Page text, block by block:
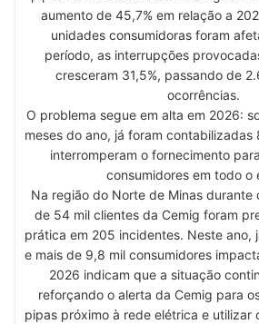
aumento de 45,7% em relação a
unidades consumidoras foram
período, as interrupções
cresceram 31,5%, passando de
ocorrências.
O problema segue em alta em 2026:
meses do ano, já foram
interromperam o fornecimento
consumidores em todo o
Na região do Norte de Minas durante
de 54 mil clientes da Cemig foram
prática em 205 incidentes. Neste ano,
e mais de 9,8 mil consumidores
2026 indicam que a situação
reforçando o alerta da Cemig para
pipas próximo à rede elétrica e utilizar